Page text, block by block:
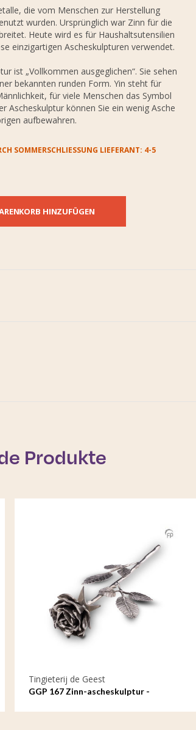
die vom Menschen zur Herstellung
wurden. Ursprünglich war Zinn für die
Heute wird es für Haushaltsutensilien
einzigartigen Ascheskulpturen verwendet.
ist „Vollkommen ausgeglichen“. Sie sehen
bekannten runden Form. Yin steht für
für viele Menschen das Symbol
Ascheskulptur können Sie ein wenig Asche
aufbewahren.
SOMMERSCHLIESSUNG LIEFERANT: 4-5 W
HINZUFÜGEN
Produkte
Tingieterij de Geest
GGP 167 Zinn-ascheskulptur -